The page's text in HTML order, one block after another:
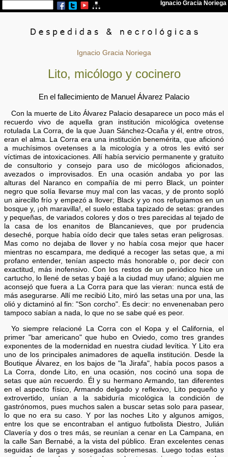
Ignacio Gracia Noriega
Lito, micólogo y cocinero
En el fallecimiento de Manuel Álvarez Palacio
Con la muerte de Lito Álvarez Palacio desaparece un poco más el
recuerdo vivo de aquella gran institución micológica ovetense
rotulada La Corra, de la que Juan Sánchez-Ocaña y él, entre otros,
eran el alma. La Corra era una institución benemérita, que aficionó
a muchísimos ovetenses a la micología y a otros les evitó ser
víctimas de intoxicaciones. Allí había servicio permanente y gratuito
de consultorio y consejo para uso de micólogos aficionados,
avezados o improvisados. En una ocasión andaba yo por las
alturas del Naranco en compañía de mi perro Black, un pointer
negro que solía llevarse muy mal con las vacas, y de pronto sopló
un airecillo frío y empezó a llover; Black y yo nos refugiamos en un
bosque y, ¡oh maravilla!, el suelo estaba tapizado de setas: grandes
y pequeñas, de variados colores y dos o tres parecidas al tejado de
la casa de los enanitos de Blancanieves, que por prudencia
deseché, porque había oído decir que tales setas eran peligrosas.
Mas como no dejaba de llover y no había cosa mejor que hacer
mientras no escampara, me dediqué a recoger las setas que, a mi
profano entender, tenían aspecto más honorable o, por decir con
exactitud, más inofensivo. Con los restos de un periódico hice un
cartucho, lo llené de setas y bajé a la ciudad muy ufano; alguien me
aconsejó que fuera a La Corra para que las vieran: nunca está de
más asegurarse. Allí me recibió Lito, miró las setas una por una, las
olió y dictaminó al fin: "Son corcho". Es decir: no envenenaban pero
tampoco sabían a nada, lo que no se sabe qué es peor.
Yo siempre relacioné La Corra con el Kopa y el California, el
primer "bar americano" que hubo en Oviedo, como tres grandes
exponentes de la modernidad en nuestra ciudad levítica. Y Lito era
uno de los principales animadores de aquella institución. Desde la
Boutique Álvarez, en los bajos de "la Jirafa", había pocos pasos a
La Corra, donde Lito, en una ocasión, nos cocinó una sopa de
setas que aún recuerdo. Él y su hermano Armando, tan diferentes
en el aspecto físico, Armando delgado y reflexivo, Lito pequeño y
extrovertido, unían a la sabiduría micológica la condición de
gastrónomos, pues muchos salen a buscar setas solo para pasear,
lo que no era su caso. Y por las noches Lito y algunos amigos,
entre los que se encontraban el antiguo futbolista Diestro, Julián
Clavería y dos o tres más, se reunían a cenar en La Campana, en
la calle San Bernabé, a la vista del público. Eran excelentes cenas
seguidas de largas y sosegadas sobremesas. Luego todas estas